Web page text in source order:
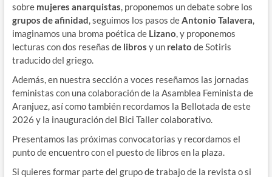
sobre mujeres anarquistas, proponemos un debate sobre los
grupos de afinidad, seguimos los pasos deAntonio Talavera,
imaginamos una broma poética de Lizano, y proponemos
lecturas con dos reseñas de libros y un relato de Sotiris
traducido del griego.
Además, en nuestra sección a voces reseñamos las jornadas
feministas con una colaboración de la Asamblea Feminista de
Aranjuez, así como también recordamos la Bellotada de este
2026 y la inauguración del Bici Taller colaborativo.
Presentamos las próximas convocatorias y recordamos el
punto de encuentro con el puesto de libros en la plaza.
Si quieres formar parte del grupo de trabajo de la revista o si